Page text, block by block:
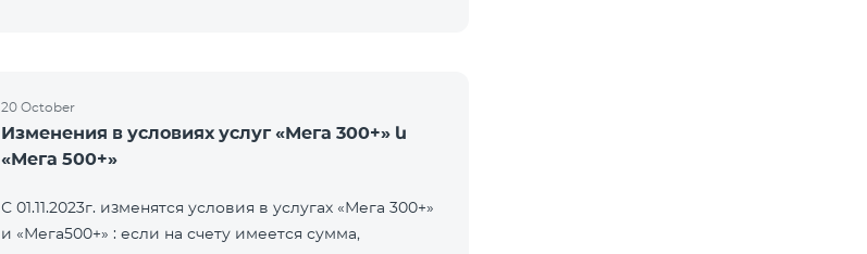
20 October
Изменения в условиях услуг «Мега 300+» և
«Мега 500+»
С 01.11.2023г. изменятся условия в услугах «Мега 300+»
и «Мега500+» : если на счету имеется сумма,